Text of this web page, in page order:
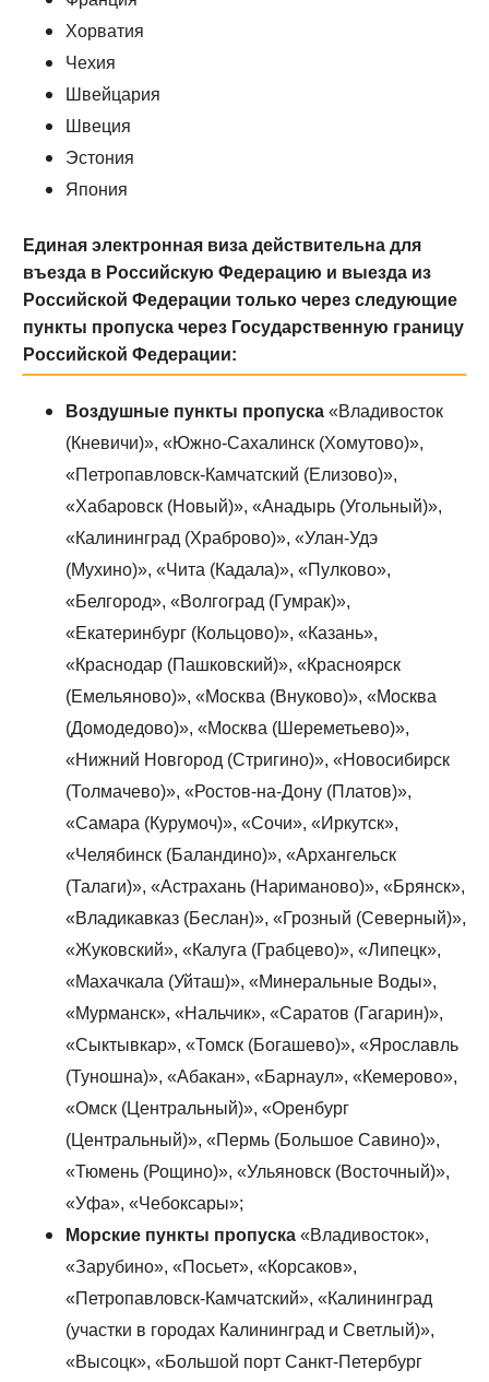
Хорватия
Чехия
Швейцария
Швеция
Эстония
Япония
Единая электронная виза действительна для
въезда в Российскую Федерацию и выезда из
Российской Федерации только через следующие
пункты пропуска через Государственную границу
Российской Федерации:
Воздушные пункты пропуска «Владивосток
(Кневичи)», «Южно-Сахалинск (Хомутово)»,
«Петропавловск-Камчатский (Елизово)»,
«Хабаровск (Новый)», «Анадырь (Угольный)»,
«Калининград (Храброво)», «Улан-Удэ
(Мухино)», «Чита (Кадала)», «Пулково»,
«Белгород», «Волгоград (Гумрак)»,
«Екатеринбург (Кольцово)», «Казань»,
«Краснодар (Пашковский)», «Красноярск
(Емельяново)», «Москва (Внуково)», «Москва
(Домодедово)», «Москва (Шереметьево)»,
«Нижний Новгород (Стригино)», «Новосибирск
(Толмачево)», «Ростов-на-Дону (Платов)»,
«Самара (Курумоч)», «Сочи», «Иркутск»,
«Челябинск (Баландино)», «Архангельск
(Талаги)», «Астрахань (Нариманово)», «Брянск»,
«Владикавказ (Беслан)», «Грозный (Северный)»,
«Жуковский», «Калуга (Грабцево)», «Липецк»,
«Махачкала (Уйташ)», «Минеральные Воды»,
«Мурманск», «Нальчик», «Саратов (Гагарин)»,
«Сыктывкар», «Томск (Богашево)», «Ярославль
(Туношна)», «Абакан», «Барнаул», «Кемерово»,
«Омск (Центральный)», «Оренбург
(Центральный)», «Пермь (Большое Савино)»,
«Тюмень (Рощино)», «Ульяновск (Восточный)»,
«Уфа», «Чебоксары»;
Морские пункты пропуска «Владивосток»,
«Зарубино», «Посьет», «Корсаков»,
«Петропавловск-Камчатский», «Калининград
(участки в городах Калининград и Светлый)»,
«Высоцк», «Большой порт Санкт-Петербург